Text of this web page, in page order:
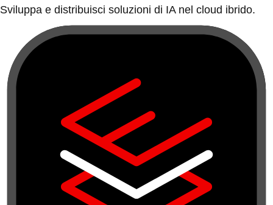
Sviluppa e distribuisci soluzioni di IA nel cloud ibrido.